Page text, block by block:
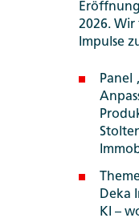
2026. Wir
Impulse
Panel
Deka
KI –